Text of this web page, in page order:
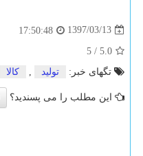
1397/03/13
17:50:48
5.0
/
5
تگهای خبر:
تولید , كالا
این مطلب را می پسندید؟